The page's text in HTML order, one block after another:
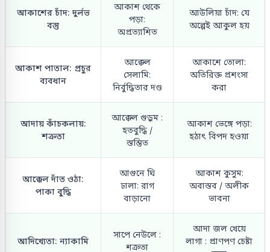
আকাশের চাঁদ: দুর্লভ
বস্তু
আকাশ থেকে
পড়া:
অপ্রত্যাশিত
আউলিয়া চাঁদ: যে
অল্পেই আকুল হয়
আকাশ পাতাল: প্রচুর
ব্যবধান
আক্কেল
সেলামি:
নির্বুদ্ধিতার দণ্ড
আকাশে তোলা:
অতিরিক্ত প্রশংসা
করা
আদায় কাঁচকলায়:
শত্রুতা
আক্কেল গুড়ুম :
হতবুদ্ধি /
স্তম্ভিত
আকাশ ভেঙ্গে পড়া:
হঠাৎ বিপদ হওয়া
আক্কেল দাঁত ওঠা:
পাকা বুদ্ধি
আগুনে ঘি
ঢালা: রাগ
বাড়ানো
আকাশ কুসুম:
অবাস্তব / অলীক
ভাবনা
আদিখ্যেতা: ন্যাকামি
সাপে নেউলে :
শত্রুতা
আদা জল খেয়ে
লাগা : প্রাণপণ চেষ্টা